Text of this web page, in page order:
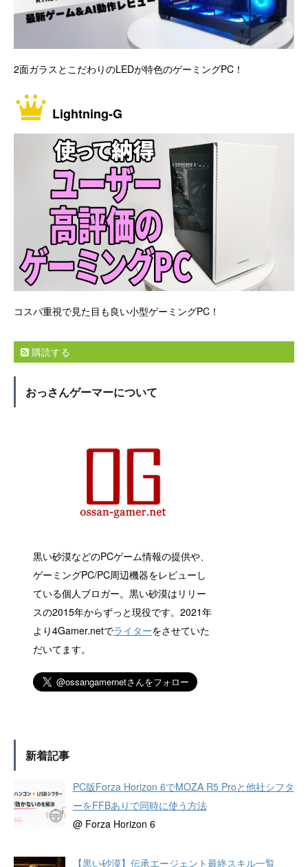
2面ガラスとこだわりのLEDが特色のゲーミングPC！
Lightning-G
コスパ重視で見た目も良い小型ゲーミングPC！
購読する
おっさんゲーマーについて
黒い砂漠などのPCゲーム情報の提供や、
ゲーミングPC/PC周辺機器をレビューし
ている個人ブロガー。黒い砂漠はリリー
スの2015年からずっと現役です。2021年
より4Gamer.netでライターをさせていた
だいてます。
新着記事
PC版Forza Horizon 6でMOZA R5 Proと他社シフタ
ーをFFBありで同時に使う方法
@ Forza Horizon 6
【黒い砂漠】伝承エージェント最終スキル一覧